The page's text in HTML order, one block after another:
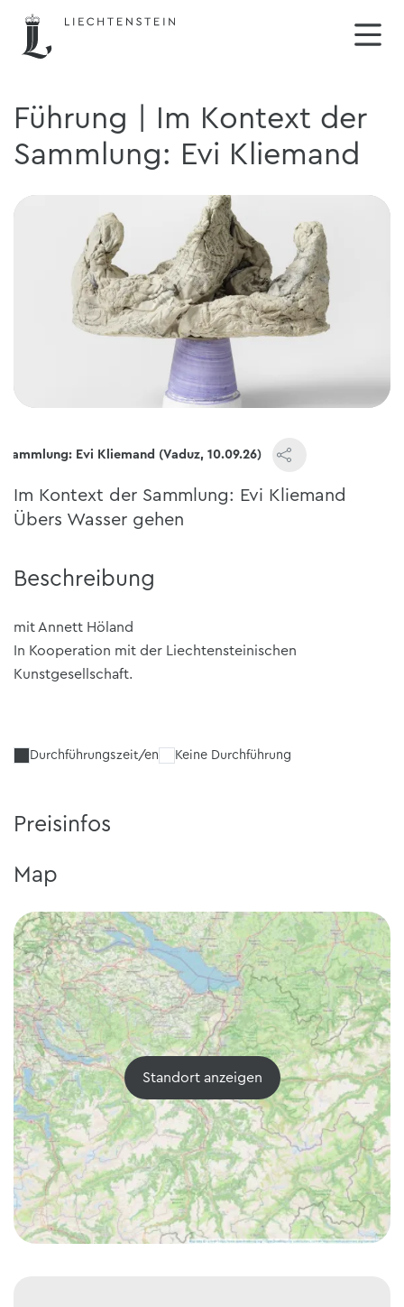
Führung | Im Kontext der
Sammlung: Evi Kliemand
Evi Kliemand (Vaduz, 10.09.26)
Im Kontext der Sammlung: Evi Kliemand
Übers Wasser gehen
Beschreibung
mit Annett Höland
In Kooperation mit der Liechtensteinischen
Kunstgesellschaft.
Durchführungszeit/en Keine Durchführung
Preisinfos
Map
Standort anzeigen